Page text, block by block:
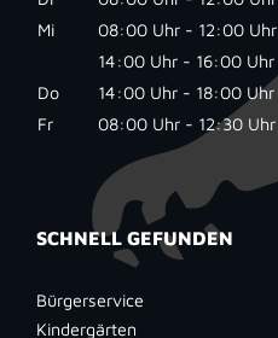
Mi
08:00 Uhr - 12:00 Uhr
14:00 Uhr - 16:00 Uhr
Do
14:00 Uhr - 18:00 Uhr
Fr
08:00 Uhr - 12:30 Uhr
SCHNELL GEFUNDEN
Bürgerservice
Kindergärten